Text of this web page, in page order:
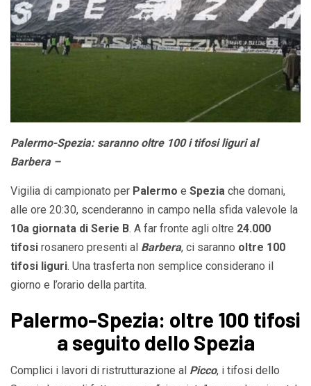
Palermo-Spezia: saranno oltre 100 i tifosi liguri al
Barbera –
Vigilia di campionato per Palermo e Spezia che domani,
alle ore 20:30, scenderanno in campo nella sfida valevole la
10a giornata di Serie B. A far fronte agli oltre 24.000
tifosi rosanero presenti al Barbera, ci saranno oltre 100
tifosi liguri. Una trasferta non semplice considerano il
giorno e l’orario della partita.
Palermo-Spezia: oltre 100 tifosi
a seguito dello Spezia
Complici i lavori di ristrutturazione al Picco, i tifosi dello